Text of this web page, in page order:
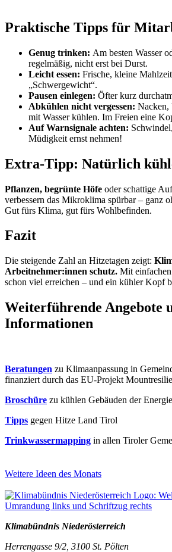
Praktische Tipps für
Genug trinken: Am besten Wasser
regelmäßig, nicht erst bei Durst.
Leicht essen: Frische, kleine
„Schwergewicht“.
Pausen einlegen: Öfter kurz
Abkühlen nicht vergessen: Nacken,
mit Wasser kühlen. Im Freien eine
Auf Warnsignale achten:
Müdigkeit ernst nehmen!
Extra-Tipp: Natürlich
Pflanzen, begrünte Höfe oder schattige
verbessern das Mikroklima spürbar – ganz
Gut fürs Klima, gut fürs Wohlbefinden.
Fazit
Die steigende Zahl an Hitzetagen zeigt:
Arbeitnehmer:innen schutz. Mit
schon viel erreichen – und ein kühler Kopf
Weiterführende Angebote
Informationen
Beratungen zu Klimaanpassung in
finanziert durch das EU-Projekt
Broschüre zu kühlen Gebäuden der
Tipps gegen Hitze Land Tirol
Trinkwassermapping in allen Tiroler
Weitere Ideen des Monats
Klimabündnis Niederösterreich
Herrengasse 9/2, 3100 St. Pölten